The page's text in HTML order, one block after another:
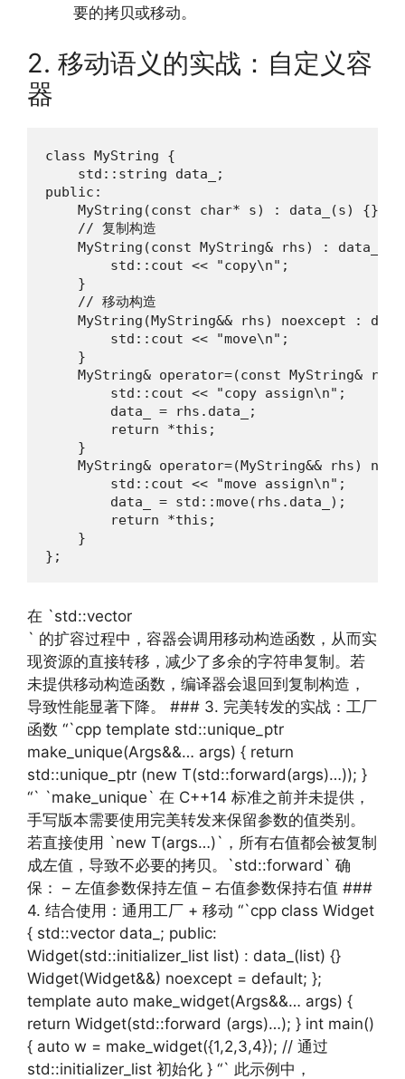
要的拷贝或移动。
2. 移动语义的实战：自定义容
器
class MyString {
    std::string data_;
public:
    MyString(const char* s) : data_(s) {}
    // 复制构造
MyString(const MyString& rhs) :
        std::cout << "copy\n";
    }
    // 移动构造
MyString(MyString&& rhs) noexcept :
        std::cout << "move\n";
    }
MyString& operator=(const MyString&
        std::cout << "copy assign\n";
        data_ = rhs.data_;
        return *this;
    }
MyString& operator=(MyString&& rhs)
        std::cout << "move assign\n";
        data_ = std::move(rhs.data_);
        return *this;
    }
};
在 `std::vector
` 的扩容过程中，容器会调用移动构造函数，从而实
现资源的直接转移，减少了多余的字符串复制。若
未提供移动构造函数，编译器会退回到复制构造，
导致性能显著下降。 ### 3. 完美转发的实战：工厂
函数 “`cpp template std::unique_ptr
make_unique(Args&&… args) { return
std::unique_ptr (new T(std::forward(args)…)); }
“` `make_unique` 在 C++14 标准之前并未提供，
手写版本需要使用完美转发来保留参数的值类别。
若直接使用 `new T(args…)`，所有右值都会被复制
成左值，导致不必要的拷贝。`std::forward` 确
保： – 左值参数保持左值 – 右值参数保持右值 ###
4. 结合使用：通用工厂 + 移动 “`cpp class Widget
{ std::vector data_; public:
Widget(std::initializer_list list) : data_(list) {}
Widget(Widget&&) noexcept = default; };
template auto make_widget(Args&&… args) {
return Widget(std::forward (args)…); } int main()
{ auto w = make_widget({1,2,3,4}); // 通过
std::initializer_list 初始化 } “` 此示例中，